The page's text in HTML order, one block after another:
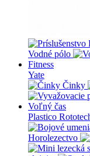
Vodné pólo
Fitness
Yate
Činky
Voľný čas
Plastico
Horolezectvo